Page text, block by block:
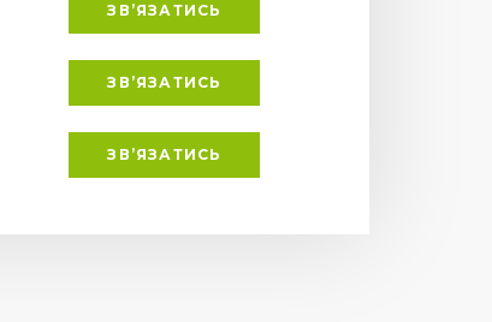
ЗВ’ЯЗАТИСЬ
ЗВ’ЯЗАТИСЬ
ЗВ’ЯЗАТИСЬ